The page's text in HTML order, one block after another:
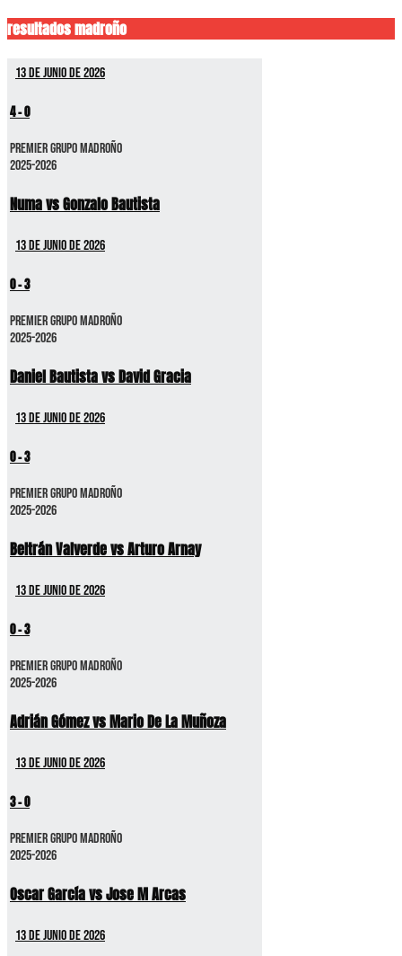
resultados madroño
13 de junio de 2026
4-0
Premier GRUPO MADROÑO
2025-2026
Numa vs Gonzalo Bautista
13 de junio de 2026
0-3
Premier GRUPO MADROÑO
2025-2026
Daniel Bautista vs David Gracia
13 de junio de 2026
0-3
Premier GRUPO MADROÑO
2025-2026
Beltrán Valverde vs Arturo Arnay
13 de junio de 2026
0-3
Premier GRUPO MADROÑO
2025-2026
Adrián Gómez vs Mario De La Muñoza
13 de junio de 2026
3-0
Premier GRUPO MADROÑO
2025-2026
Oscar García vs Jose M Arcas
13 de junio de 2026